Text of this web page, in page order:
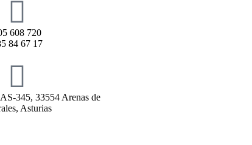
608 720
84 67 17
345, 33554 Arenas de
Asturias